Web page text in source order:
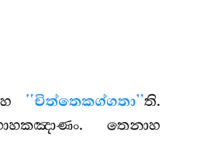
‘‘චිත්තෙකග්ගතා’’ති.
තෙනාහ